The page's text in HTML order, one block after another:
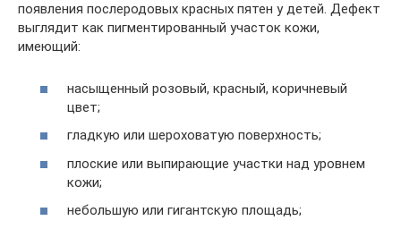
появления послеродовых красных пятен у детей. Дефект
выглядит как пигментированный участок кожи,
имеющий:
насыщенный розовый, красный, коричневый
цвет;
гладкую или шероховатую поверхность;
плоские или выпирающие участки над уровнем
кожи;
небольшую или гигантскую площадь;